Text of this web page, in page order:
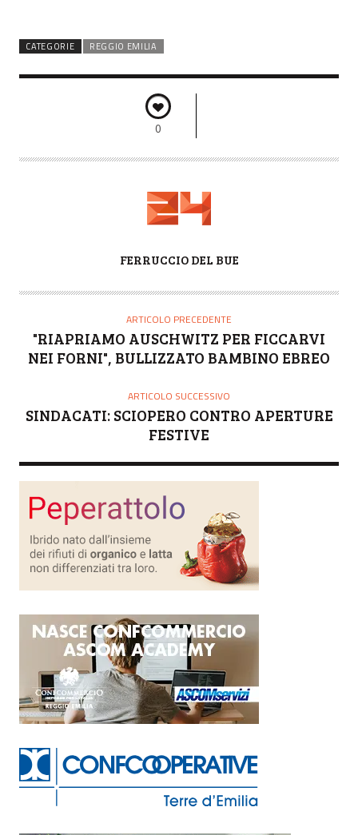
CATEGORIE REGGIO EMILIA
0
T
FERRUCCIO DEL BUE
ARTICOLO PRECEDENTE
"RIAPRIAMO AUSCHWITZ PER FICCARVI
NEI FORNI", BULLIZZATO BAMBINO EBREO
ARTICOLO SUCCESSIVO
SINDACATI: SCIOPERO CONTRO APERTURE
FESTIVE